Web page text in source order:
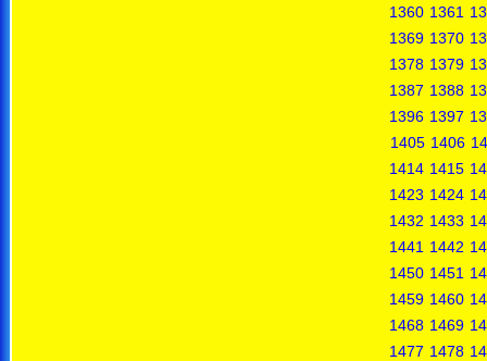
1360 1361
1369 1370
1378 1379
1387 1388
1396 1397
1405 1406
1414 1415
1423 1424
1432 1433
1441 1442
1450 1451
1459 1460
1468 1469
1477 1478